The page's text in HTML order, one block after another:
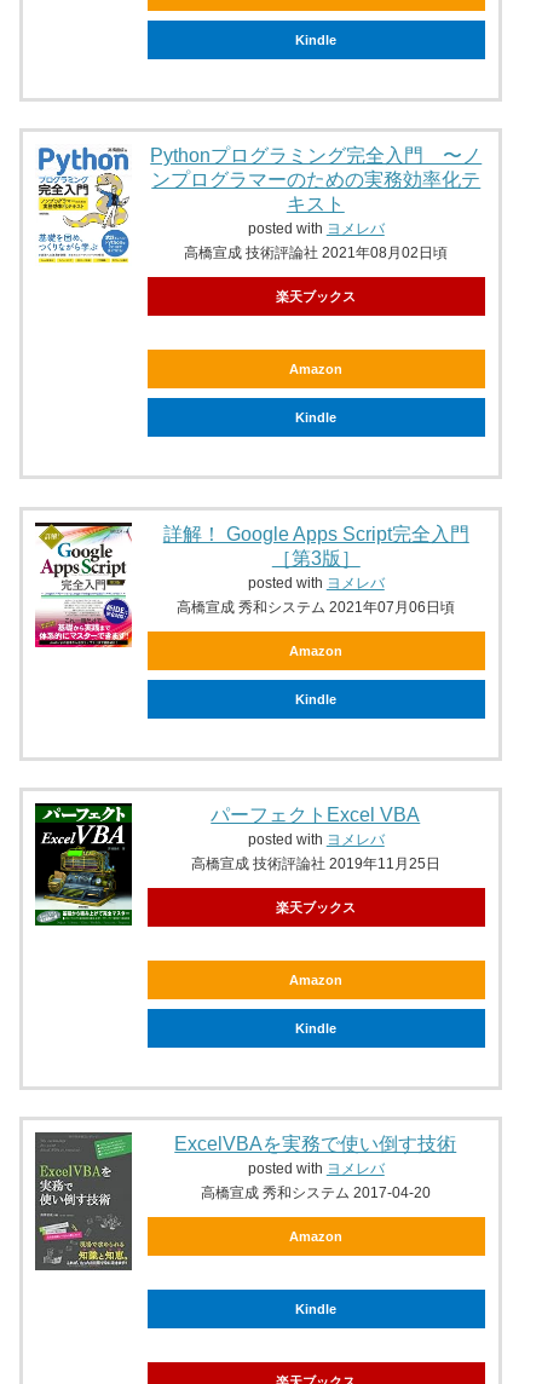
Kindle
Pythonプログラミング完全入門 〜ノ
ンプログラマーのための実務効率化テ
キスト
posted with ヨメレバ
高橋宣成 技術評論社 2021年08月02日頃
楽天ブックス
Amazon
Kindle
詳解！ Google Apps Script完全入門
［第3版］
posted with ヨメレバ
高橋宣成 秀和システム 2021年07月06日頃
Amazon
Kindle
パーフェクトExcel VBA
posted with ヨメレバ
高橋宣成 技術評論社 2019年11月25日
楽天ブックス
Amazon
Kindle
ExcelVBAを実務で使い倒す技術
posted with ヨメレバ
高橋宣成 秀和システム 2017-04-20
Amazon
Kindle